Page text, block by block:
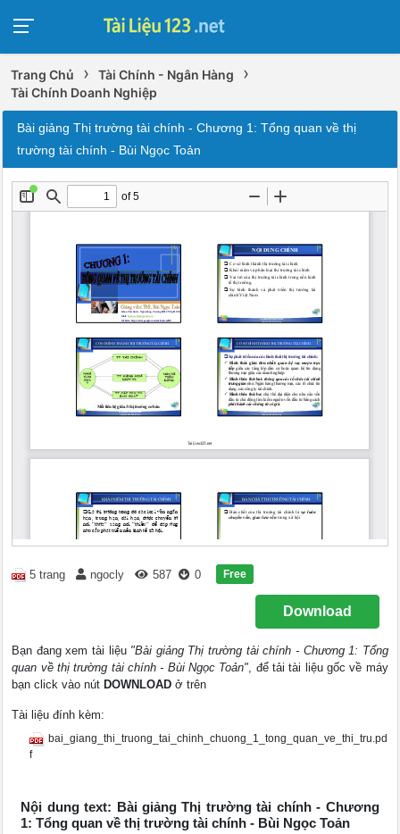
Trang Chủ › Tài Chính - Ngân Hàng ›
Tài Chính Doanh Nghiệp
Bài giảng Thị trường tài chính - Chương 1: Tổng quan về thị
trường tài chính - Bùi Ngọc Toản
5 trang ngocly 587 0 Free
Download
Bạn đang xem tài liệu "Bài giảng Thị trường tài chính - Chương 1: Tổng
quan về thị trường tài chính - Bùi Ngọc Toản", để tải tài liệu gốc về máy
bạn click vào nút DOWNLOAD ở trên
Tài liệu đính kèm:
bai_giang_thi_truong_tai_chinh_chuong_1_tong_quan_ve_thi_tru.pd
f
Nội dung text: Bài giảng Thị trường tài chính - Chương
1: Tổng quan về thị trường tài chính - Bùi Ngọc Toản